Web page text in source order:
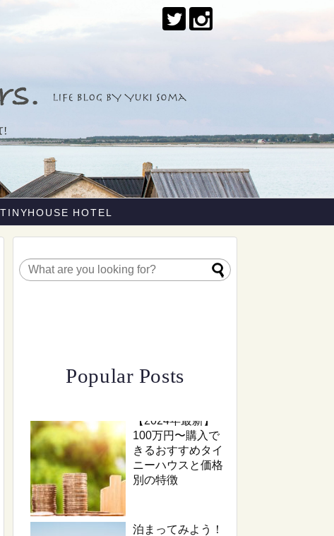
HOTEL
Popular Posts
【2024年最新】
100万円〜購入で
きるおすすめタイ
ニーハウスと価格
別の特徴
泊まってみよう！